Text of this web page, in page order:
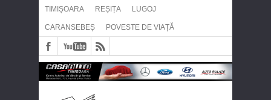
TIMIȘOARA REȘIȚA LUGOJ
CARANSEBEȘ POVESTE DE VIAȚĂ